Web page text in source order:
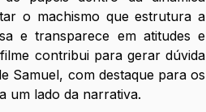
o machismo que estrutura a
e transparece em atitudes e
contribui para gerar dúvida
Samuel, com destaque para os
um lado da narrativa.